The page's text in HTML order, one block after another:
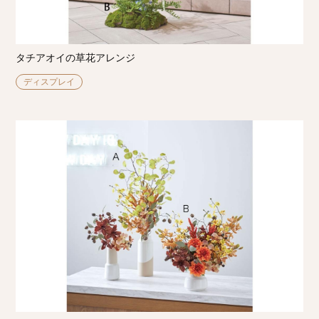
タチアオイの草花アレンジ
ディスプレイ